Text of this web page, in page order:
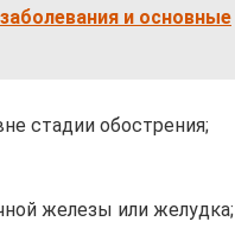
и основные
стадии обострения;
железы или желудка;